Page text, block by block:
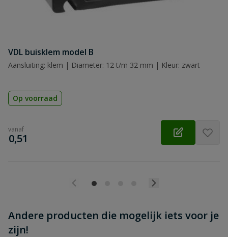
Beoordeling versturen
VDL buisklem model B
Aansluiting: klem | Diameter: 12 t/m 32 mm | Kleur: zwart
Op voorraad
vanaf
€
0,51
Andere producten die mogelijk iets voor je
zijn!